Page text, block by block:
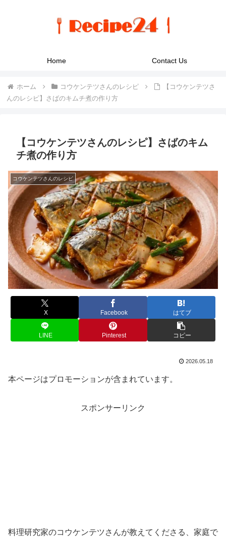
Home Contact Us
ホーム コウケンテツさんのレシピ
【コウケンテツさ
んのレシピ】さばのキムチ煮の作り方
【コウケンテツさんのレシピ】さばのキム
チ煮の作り方
コウケンテツさんのレシピ
X Facebook はてブ
LINE Pinterest コピー
2026.05.18
本ページはプロモーションが含まれています。
スポンサーリンク
料理研究家のコウケンテツさんが教えてくださる、家庭で